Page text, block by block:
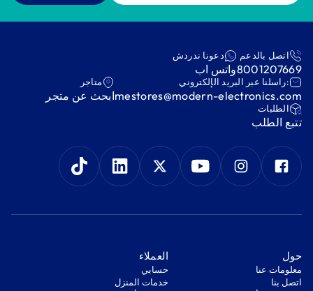
اتصل بالدعم
8001207669
دعونا ندردش
واتس اب
:راسلنا عبر البريد الإلكتروني
mestores@modern-electronics.com
متاجر
ابحث عن متجر
‫الطلبات‬
‫تتبع الطلب‬
‫حول‬
معلومات عنا
اتصل بنا
‫العملاء‬
‫حسابي‬
‫خدمات المنزل‬